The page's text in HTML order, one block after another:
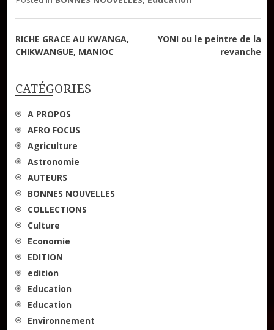
Navigation
de
l’article
RICHE GRACE AU KWANGA,
CHIKWANGUE, MANIOC
YONI ou le peintre de la
revanche
CATÉGORIES
A PROPOS
AFRO FOCUS
Agriculture
Astronomie
AUTEURS
BONNES NOUVELLES
COLLECTIONS
Culture
Economie
EDITION
edition
Education
Education
Environnement